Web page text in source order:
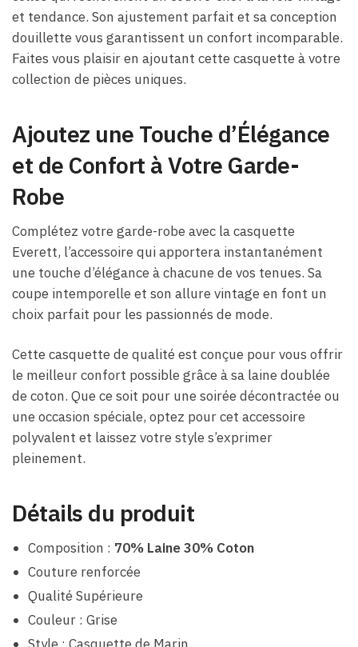
et tendance. Son ajustement parfait et sa conception
douillette vous garantissent un confort incomparable.
Faites vous plaisir en ajoutant cette casquette à votre
collection de pièces uniques.
Ajoutez une Touche d’Élégance
et de Confort à Votre Garde-
Robe
Complétez votre garde-robe avec la casquette
Everett, l’accessoire qui apportera instantanément
une touche d’élégance à chacune de vos tenues. Sa
coupe intemporelle et son allure vintage en font un
choix parfait pour les passionnés de mode.
Cette casquette de qualité est conçue pour vous offrir
le meilleur confort possible grâce à sa laine doublée
de coton. Que ce soit pour une soirée décontractée ou
une occasion spéciale, optez pour cet accessoire
polyvalent et laissez votre style s’exprimer
pleinement.
Détails du produit
Composition : 70% Laine 30% Coton
Couture renforcée
Qualité Supérieure
Couleur : Grise